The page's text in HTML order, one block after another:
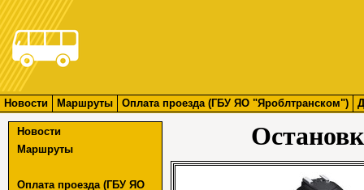
Новости Маршруты Оплата проезда (ГБУ ЯО "Яроблтранском")
Новости
Маршруты
Оплата проезда (ГБУ ЯО